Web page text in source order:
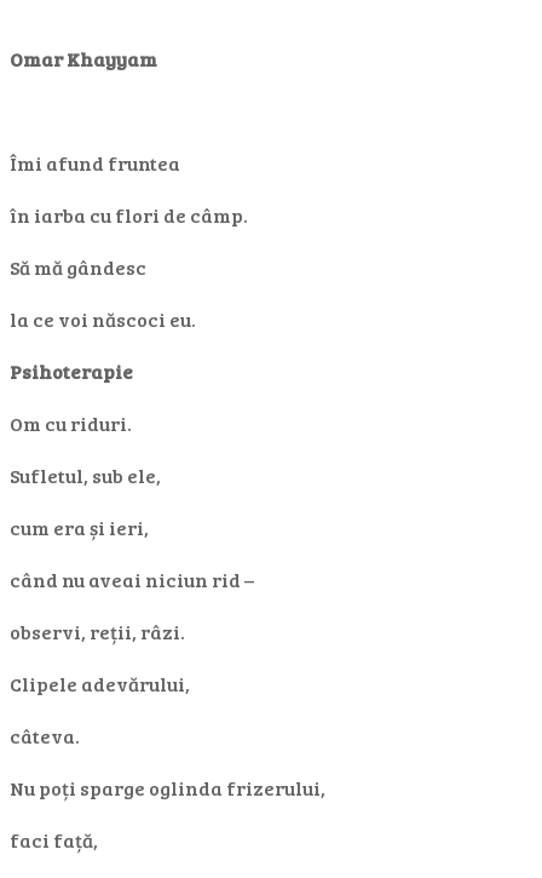
Omar Khayyam
Îmi afund fruntea
în iarba cu flori de câmp.
Să mă gândesc
la ce voi născoci eu.
Psihoterapie
Om cu riduri.
Sufletul, sub ele,
cum era și ieri,
când nu aveai niciun rid –
observi, reții, râzi.
Clipele adevărului,
câteva.
Nu poți sparge oglinda frizerului,
faci față,